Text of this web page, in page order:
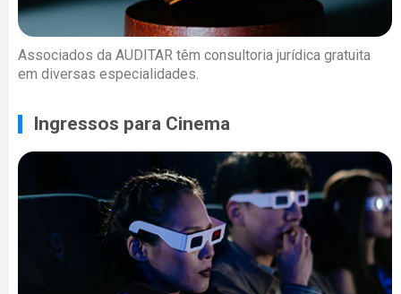
Associados da AUDITAR têm consultoria jurídica gratuita
em diversas especialidades.
Ingressos para Cinema